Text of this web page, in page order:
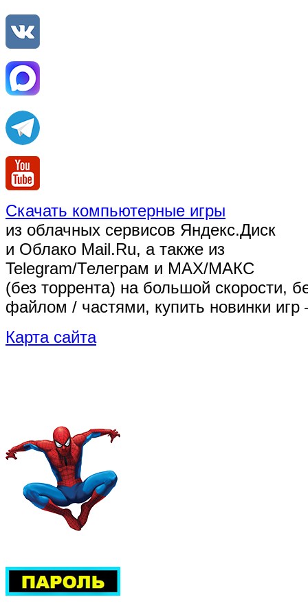
Скачать компьютерные игры
из облачных сервисов Яндекс.Диск
и Облако Mail.Ru, а также из
Telegram/Телеграм и MAX/МАКС
(без торрента) на большой скорости,
файлом / частями, купить новинки
Карта сайта